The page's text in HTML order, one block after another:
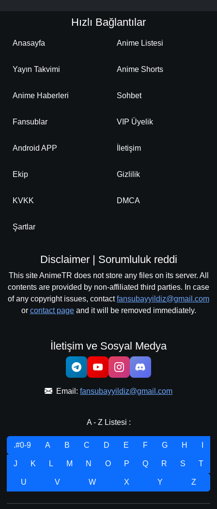
Hızlı Bağlantılar
Anasayfa Anime Listesi
Yayın Takvimi Anime Shorts
Anime Haberleri Sohbet
Fansublar VIP Üyelik
Android APP İletişim
Ekip Gizlilik
KVKK DMCA
Şartlar
Disclaimer | Sorumluluk reddi
This site AnimeTR does not store any files on its server. All
contents are provided by non-affiliated third parties. In case
of any copyright issues, contactfansubayyildiz@gmail.com
or contact pageand it will be removed immediately.
İletişim ve Sosyal Medya
Email: fansubayyildiz@gmail.com
A - Z Listesi :
.#0-9 A B C D E F G H
J K L M N O P Q R S T
U V W X Y Z